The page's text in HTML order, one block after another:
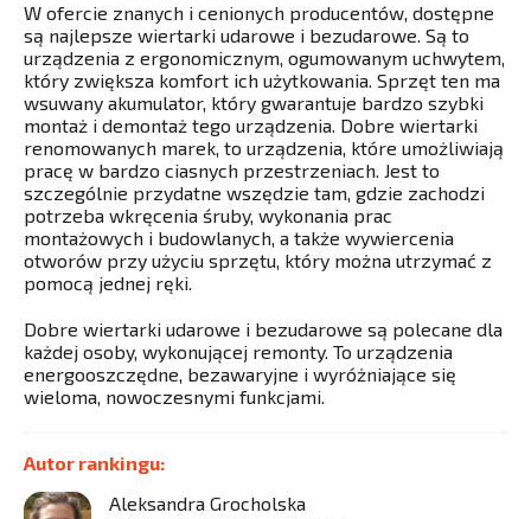
W ofercie znanych i cenionych producentów, dostępne
są najlepsze wiertarki udarowe i bezudarowe. Są to
urządzenia z ergonomicznym, ogumowanym uchwytem,
który zwiększa komfort ich użytkowania. Sprzęt ten ma
wsuwany akumulator, który gwarantuje bardzo szybki
montaż i demontaż tego urządzenia. Dobre wiertarki
renomowanych marek, to urządzenia, które umożliwiają
pracę w bardzo ciasnych przestrzeniach. Jest to
szczególnie przydatne wszędzie tam, gdzie zachodzi
potrzeba wkręcenia śruby, wykonania prac
montażowych i budowlanych, a także wywiercenia
otworów przy użyciu sprzętu, który można utrzymać z
pomocą jednej ręki.
Dobre wiertarki udarowe i bezudarowe są polecane dla
każdej osoby, wykonującej remonty. To urządzenia
energooszczędne, bezawaryjne i wyróżniające się
wieloma, nowoczesnymi funkcjami.
Autor rankingu:
Aleksandra Grocholska